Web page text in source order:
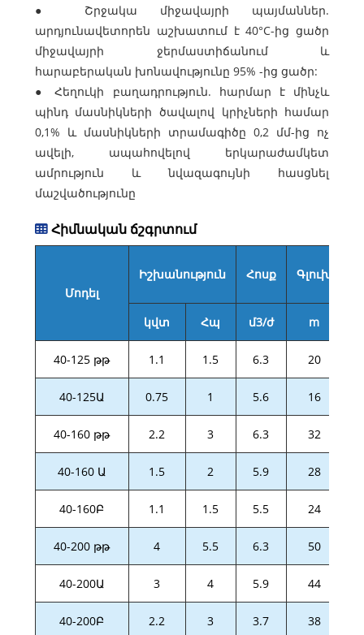
● Շրջակա միջավայրի պայմաններ.
արդյունավետորեն աշխատում է 40°C-ից ցածր
միջավայրի ջերմաստիճանում և
հարաբերական խոնավությունը 95% -ից ցածր:
● Հեղուկի բաղադրություն. հարմար է մինչև
պինդ մասնիկների ծավալով կրիչների համար
0,1% և մասնիկների տրամագիծը 0,2 մմ-ից ոչ
ավելի, ապահովելով երկարաժամկետ
ամրություն և նվազագույնի հասցնել
մաշվածությունը
Հիմնական ճշգրտում
Մոդել
Իշխանություն Հոսք Գլուխ
կվտ Հպ մ3/ժ m
40-125 թթ 1.1 1.5 6.3 20
40-125Ա 0.75 1 5.6 16
40-160 թթ 2.2 3 6.3 32
40-160 Ա 1.5 2 5.9 28
40-160Բ 1.1 1.5 5.5 24
40-200 թթ 4 5.5 6.3 50
40-200Ա 3 4 5.9 44
40-200Բ 2.2 3 3.7 38